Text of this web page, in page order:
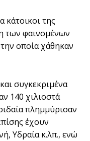
κάτοικοι της
των φαινομένων
οποία χάθηκαν
συγκεκριμένα
140 χιλιοστά
πλημμύρισαν
έχουν
Υδραία κ.λπ., ενώ